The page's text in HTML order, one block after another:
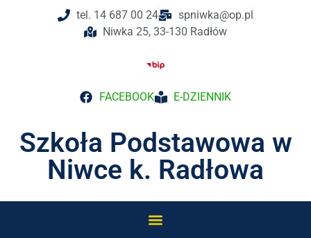
tel. 14 687 00 24
spniwka@op.pl
Niwka 25, 33-130 Radłów
FACEBOOK E-DZIENNIK
Szkoła Podstawowa w
Niwce k. Radłowa